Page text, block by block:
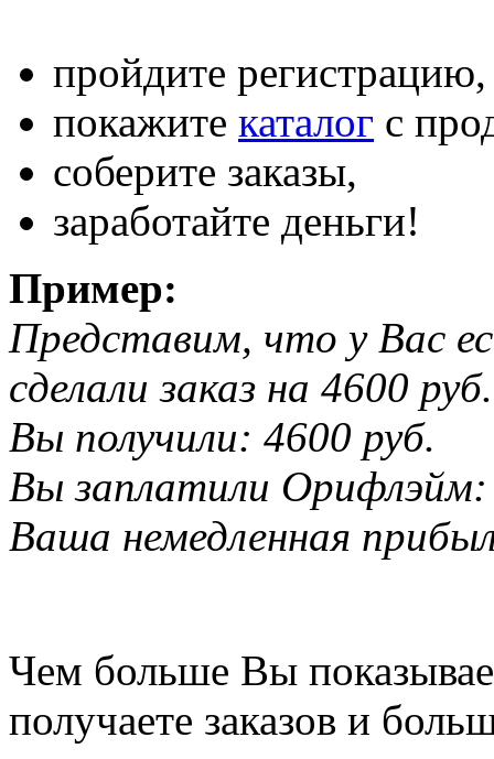
пройдите регистрацию,
покажите каталог с
соберите заказы,
заработайте деньги!
Пример:
Представим, что у Вас
сделали заказ на 4600 руб.
Вы получили: 4600 руб.
Вы заплатили Орифлэйм:
Ваша немедленная
Чем больше Вы
получаете заказов и